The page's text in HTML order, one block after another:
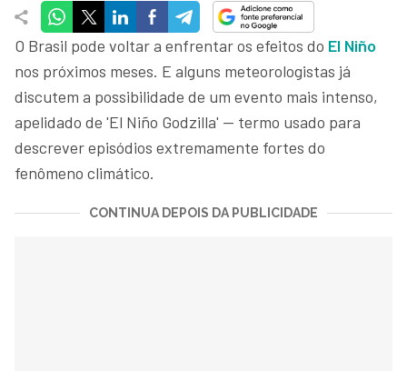
O Brasil pode voltar a enfrentar os efeitos do El Niño
nos próximos meses. E alguns meteorologistas já
discutem a possibilidade de um evento mais intenso,
apelidado de 'El Niño Godzilla' — termo usado para
descrever episódios extremamente fortes do
fenômeno climático.
CONTINUA DEPOIS DA PUBLICIDADE